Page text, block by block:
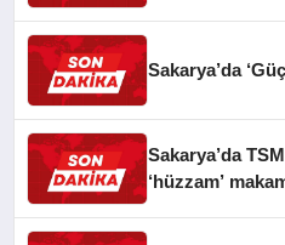
Sakarya’da
Sakarya’da
‘hüzzam’